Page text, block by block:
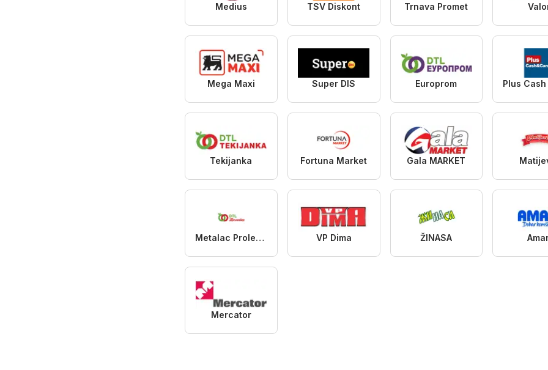
Medius TSV Diskont Trnava Promet
Mega Maxi Super DIS Europrom
Tekijanka Fortuna Market Gala MARKET
Metalac Proleter VP Dima ŽINASA
Mercator